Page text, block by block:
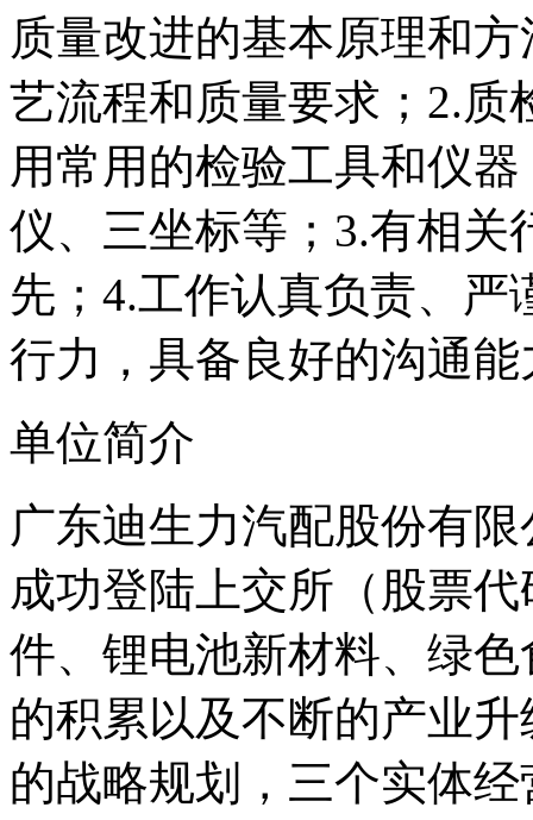
质量改进的基本原理和
艺流程和质量要求；2.质
用常用的检验工具和仪
仪、三坐标等；3.有相关
先；4.工作认真负责、
行力，具备良好的沟通
单位简介
广东迪生力汽配股份有
成功登陆上交所（股票
件、锂电池新材料、绿
的积累以及不断的产业
的战略规划，三个实体